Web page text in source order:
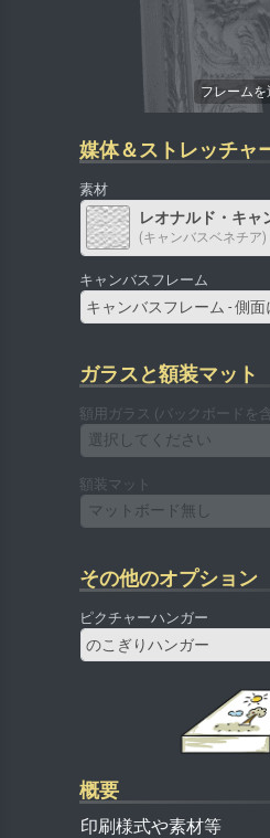
媒体＆ストレッチャ
素材
レオナルド・キャ
(キャンバスベネチア)
キャンバスフレーム
キャンバスフレーム - 側面
ガラスと額装マット
額用ガラス (バックボードを
選択してください
額装マット
マットボード無し
その他のオプション
ピクチャーハンガー
のこぎりハンガー
概要
印刷様式や素材等